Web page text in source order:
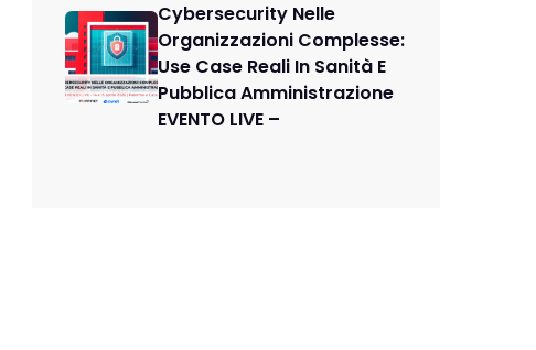
Cybersecurity Nelle
Organizzazioni Complesse:
Use Case Reali In Sanità E
Pubblica Amministrazione
EVENTO LIVE –